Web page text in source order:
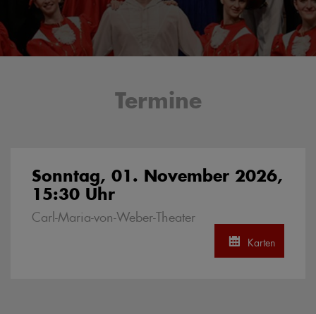
Termine
Sonntag, 01. November 2026,
15:30 Uhr
Carl-Maria-von-Weber-Theater
Karten